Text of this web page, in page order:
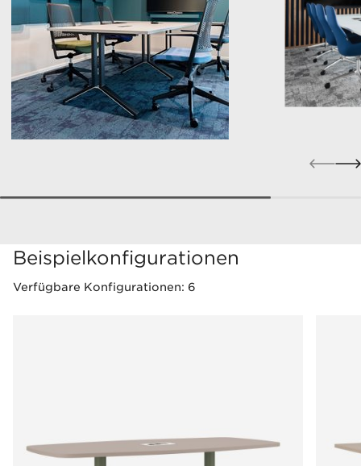
Beispielkonfigurationen
Verfügbare Konfigurationen: 6